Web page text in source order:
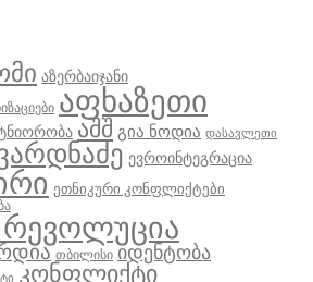
აზერბაიჯანი
აფხაზეთი
აშშ გია ნოდია დასავლეთი
ევროინტეგრაცია
ეთნიკური კონფლიქტები
თბილისი იდენტობა
კონფლიქტი